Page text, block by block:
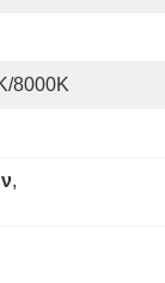
8000K
,